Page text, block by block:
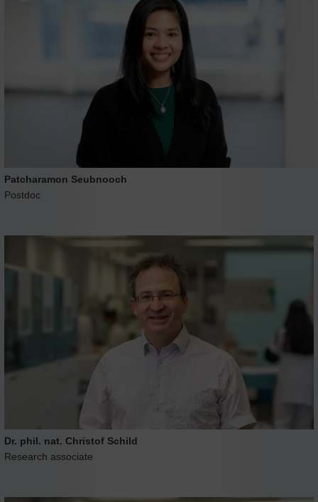
Patcharamon Seubnooch
Postdoc
Dr. phil. nat. Christof Schild
Research associate